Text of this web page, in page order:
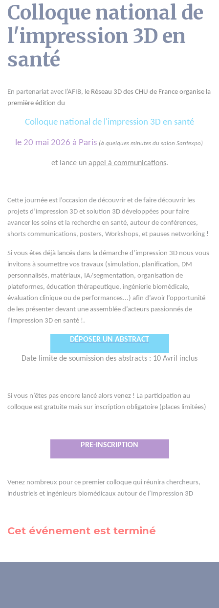
Colloque national de
l'impression 3D en
santé
En partenariat avec l’AFIB, le Réseau 3D des CHU de France organise la
première édition du
Colloque national de l'impression 3D en santé
le 20 mai 2026 à Paris (à quelques minutes du salon Santexpo)
et lance un appel à communications.
Cette journée est l’occasion de découvrir et de faire découvrir les
projets d’impression 3D et solution 3D développées pour faire
avancer les soins et la recherche en santé, autour de conférences,
shorts communications, posters, Workshops, et pauses networking !
Si vous êtes déjà lancés dans la démarche d’impression 3D nous vous
invitons à soumettre vos travaux (simulation, planification, DM
personnalisés, matériaux, IA/segmentation, organisation de
plateformes, éducation thérapeutique, ingénierie biomédicale,
évaluation clinique ou de performances...) afin d’avoir l’opportunité
de les présenter devant une assemblée d’acteurs passionnés de
l’impression 3D en santé !.
DÉPOSER UN ABSTRACT
Date limite de soumission des abstracts : 10 Avril inclus
Si vous n’êtes pas encore lancé alors venez ! La participation au
colloque est gratuite mais sur inscription obligatoire (places limitées)
PRE-INSCRIPTION
Venez nombreux pour ce premier colloque qui réunira chercheurs,
industriels et ingénieurs biomédicaux autour de l’impression 3D
Cet événement est terminé